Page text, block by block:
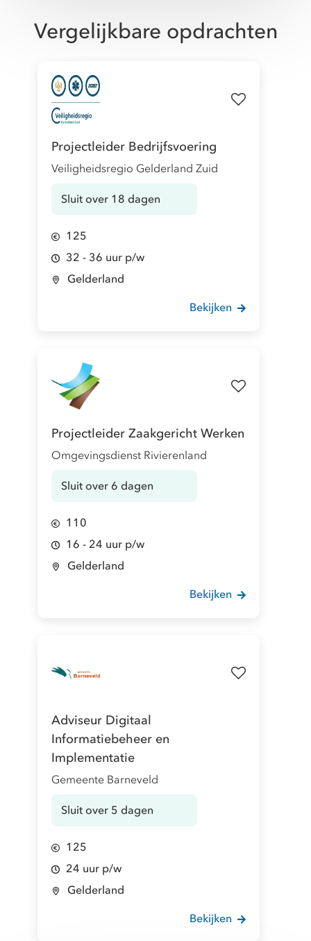
Vergelijkbare opdrachten
Projectleider Bedrijfsvoering
Veiligheidsregio Gelderland Zuid
Sluit over 18 dagen
125
32 - 36 uur p/w
Gelderland
Bekijken
Projectleider Zaakgericht Werken
Omgevingsdienst Rivierenland
Sluit over 6 dagen
110
16 - 24 uur p/w
Gelderland
Bekijken
Adviseur Digitaal
Informatiebeheer en
Implementatie
Gemeente Barneveld
Sluit over 5 dagen
125
24 uur p/w
Gelderland
Bekijken